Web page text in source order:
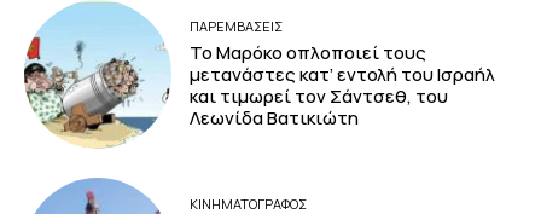
ΠΑΡΕΜΒΑΣΕΙΣ
Το Μαρόκο οπλοποιεί τους
μετανάστες κατ’ εντολή του Ισραήλ
και τιμωρεί τον Σάντσεθ, του
Λεωνίδα Βατικιώτη
ΚΙΝΗΜΑΤΟΓΡΆΦΟΣ